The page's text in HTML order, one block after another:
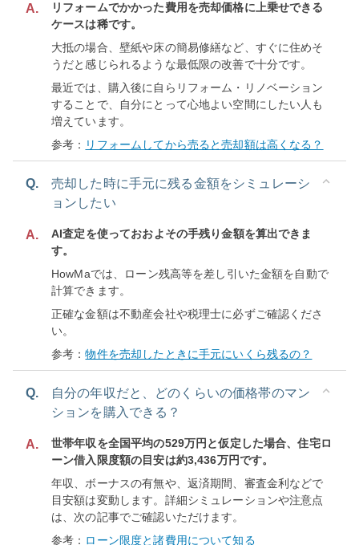
A.
リフォームでかかった費用を売却価格に上乗せできる
ケースは稀です。
大抵の場合、壁紙や床の簡易修繕など、すぐに住めそ
うだと感じられるような最低限の改善で十分です。
最近では、購入後に自らリフォーム・リノベーション
することで、自分にとって心地よい空間にしたい人も
増えています。
参考： リフォームしてから売ると売却額は高くなる？
Q.
売却した時に手元に残る金額をシミュレーシ
ョンしたい
A.
AI査定を使っておおよその手残り金額を算出できま
す。
HowMaでは、ローン残高等を差し引いた金額を自動で
計算できます。
正確な金額は不動産会社や税理士に必ずご確認くださ
い。
参考：物件を売却したときに手元にいくら残るの？
Q.
自分の年収だと、どのくらいの価格帯のマン
ションを購入できる？
A.
世帯年収を全国平均の529万円と仮定した場合、住宅ロ
ーン借入限度額の目安は約3,436万円です。
年収、ボーナスの有無や、返済期間、審査金利などで
目安額は変動します。詳細シミュレーションや注意点
は、次の記事でご確認いただけます。
参考： ローン限度と諸費用について知る